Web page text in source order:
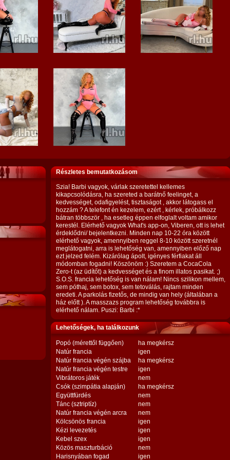
Részletes bemutatkozásom
Szia! Barbi vagyok, várlak szeretettel kellemes
kikapcsolódásra, ha szereted a barátnő feelinget, a
kedvességet, odafigyelést, tisztaságot , akkor látogass el
hozzám ? A telefont én kezelem, ezért , kérlek, próbálkozz
bátran többször , ha esetleg éppen elfoglalt voltam amikor
kerestél. Elérhető vagyok What's app-on, Viberen, ott is lehet
érdeklődni/ bejelentkezni. Minden nap 10-22 óra között
elérhető vagyok, amennyiben reggel 8-10 között szeretnél
meglátogatni, arra is lehetőség van, amennyiben előző nap
ezt jelzed felém. Kizárólag ápolt, igényes férfiakat áll
módomban fogadni! Köszönöm :) Szeretem a CocaCola
Zero-t (az üdítőt) a kedvességet és a finom illatos pasikat. ;)
S.O.S. francia lehetőség is van nálam! Nincs szilikon mellem,
sem póthaj, sem botox, sem tetoválás, rajtam minden
eredeti. A parkolás fizetős, de mindig van hely (általában a
ház előtt ). A masszazs program lehetőség továbbra is
elérhető nálam. Puszi: Barbi :*
Lehetőségek, ha találkozunk
Popó (mérettől függően)
ha megkérsz
Natúr francia
igen
Natúr francia végén szájba
ha megkérsz
Natúr francia végén testre
igen
Vibrátoros játék
nem
Csók (szimpátia alapján)
ha megkérsz
Együttfürdés
nem
Tánc (sztriptíz)
nem
Natúr francia végén arcra
nem
Kölcsönös francia
igen
Kézi levezetés
igen
Kebel szex
igen
Közös maszturbáció
nem
Harisnyában fogad
igen